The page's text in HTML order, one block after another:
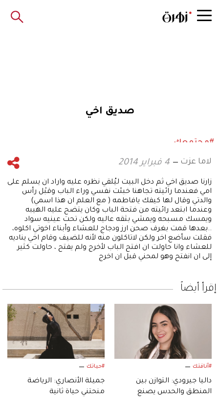
صديق اخي
#مجتمعك
لاما عزت 4 فبراير 2014
زارنا صديق اخي ثم دخل البيت ليُلقي نظره عليه واراد ان يسلم على
امي فعندما رائيته تجاهنا خبئت نفسي وراء الباب وقبْل رأس
والدتي وقال لها كيفك يافاطمه ( مع العلم ان هذا اسمي)
وعندما ابتعد رائيته من فتحة الباب وكان يتضح عليه الهيبه
ويمسك مسبحه ويمشي بثقه عاليه ولكن تحت عينيه سواد
..بعدها قمت بغرف صحن ارز ودجاج للعشاء وأبناء اخوتي اكلوه،
فقلت سأضع اخر ولكن لاتاكلون منه لأنه للضيف وقام اخي يناديه
للعشاء وانا حاولت ان افتح الباب لأخرج ولم يفتح ، حاولت كثير
إلى ان انفتح وهو لمحني قبل ان اخرج
إقرأ أيضاً
#أناقتك
داليا جيرودي: التوازن بين
المنطق والحدس يصنع
#حياتك
جميلة الأنصاري: الرياضة
منحتني حياة ثانية